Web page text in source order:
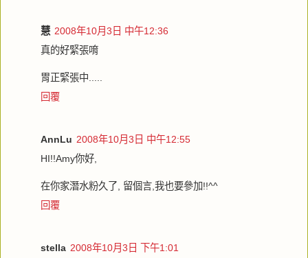
慧 2008年10月3日 中午12:36
真的好緊張唷
胃正緊張中.....
回覆
AnnLu 2008年10月3日 中午12:55
HI!!Amy你好,
在你家潛水粉久了, 留個言,我也要參加!!^^
回覆
stella 2008年10月3日 下午1:01